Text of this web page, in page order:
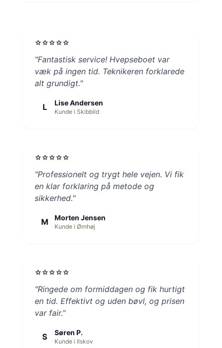
starstarstarstarstar
"Fantastisk service! Hvepseboet var
væk på ingen tid. Teknikeren forklarede
alt grundigt."
L Lise Andersen
Kunde i Skibbild
starstarstarstarstar
"Professionelt og trygt hele vejen. Vi fik
en klar forklaring på metode og
sikkerhed."
M Morten Jensen
Kunde i Ørnhøj
starstarstarstarstar
"Ringede om formiddagen og fik hurtigt
en tid. Effektivt og uden bøvl, og prisen
var fair."
S Søren P.
Kunde i Ilskov